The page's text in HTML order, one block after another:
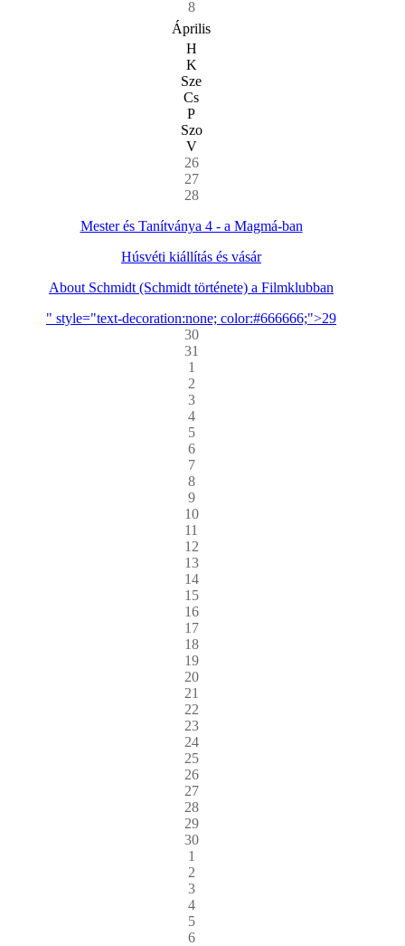
8
Április
H
K
Sze
Cs
P
Szo
V
26
27
28
Mester és Tanítványa 4 - a Magmá-ban
Húsvéti kiállítás és vásár
About Schmidt (Schmidt története) a Filmklubban
" style="text-decoration:none; color:#666666;">29
30
31
1
2
3
4
5
6
7
8
9
10
11
12
13
14
15
16
17
18
19
20
21
22
23
24
25
26
27
28
29
30
1
2
3
4
5
6